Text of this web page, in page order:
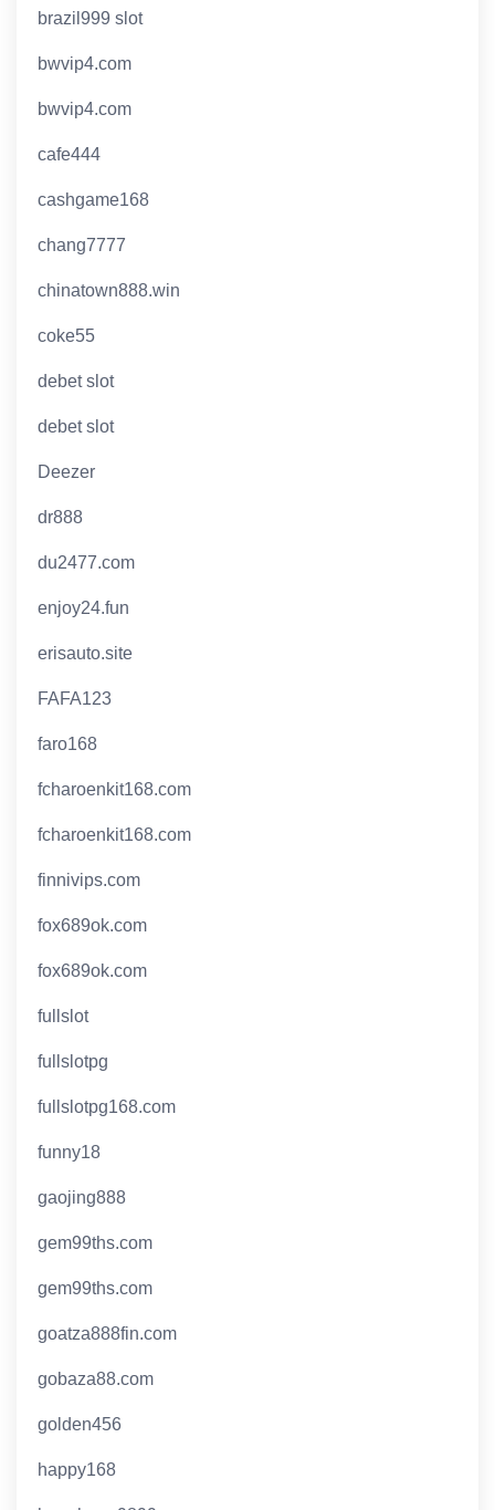
brazil999 slot
bwvip4.com
bwvip4.com
cafe444
cashgame168
chang7777
chinatown888.win
coke55
debet slot
debet slot
Deezer
dr888
du2477.com
enjoy24.fun
erisauto.site
FAFA123
faro168
fcharoenkit168.com
fcharoenkit168.com
finnivips.com
fox689ok.com
fox689ok.com
fullslot
fullslotpg
fullslotpg168.com
funny18
gaojing888
gem99ths.com
gem99ths.com
goatza888fin.com
gobaza88.com
golden456
happy168